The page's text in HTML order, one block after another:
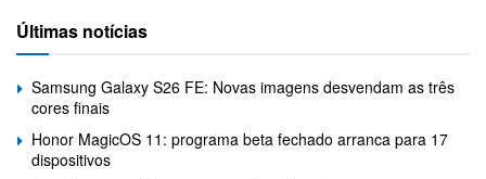
Últimas notícias
Samsung Galaxy S26 FE: Novas imagens desvendam as três
cores finais
Honor MagicOS 11: programa beta fechado arranca para 17
dispositivos